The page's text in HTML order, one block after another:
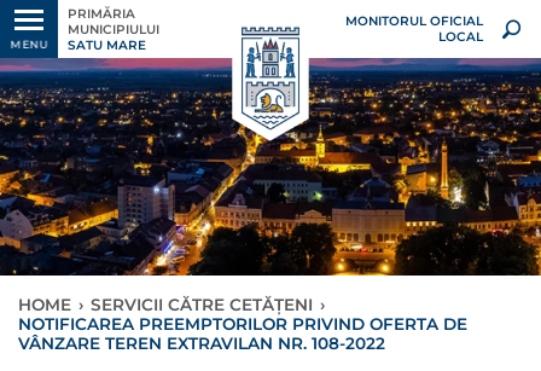
MENU
PRIMĂRIA
MUNICIPIULUI
SATU MARE
MONITORUL OFICIAL
LOCAL
HOME › SERVICII CĂTRE CETĂȚENI ›
NOTIFICAREA PREEMPTORILOR PRIVIND OFERTA DE
VÂNZARE TEREN EXTRAVILAN NR. 108-2022